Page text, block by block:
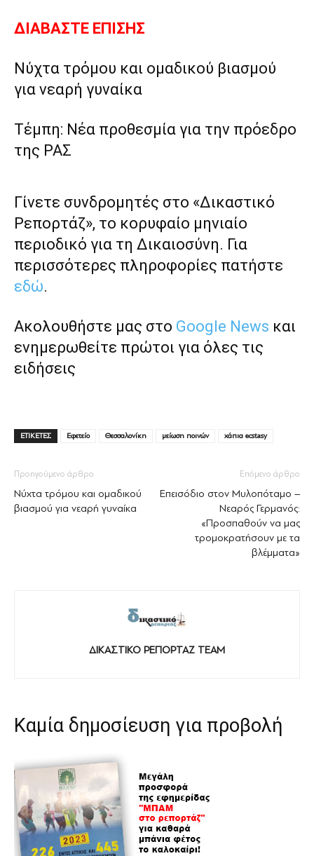
ΔΙΑΒΑΣΤΕ ΕΠΙΣΗΣ
Νύχτα τρόμου και ομαδικού βιασμού
για νεαρή γυναίκα
Τέμπη: Νέα προθεσμία για την πρόεδρο
της ΡΑΣ
Γίνετε συνδρομητές στο «Δικαστικό
Ρεπορτάζ», το κορυφαίο μηνιαίο
περιοδικό για τη Δικαιοσύνη. Για
περισσότερες πληροφορίες πατήστε
εδώ.
Ακολουθήστε μας στο Google News και
ενημερωθείτε πρώτοι για όλες τις
ειδήσεις
ΕΤΙΚΕΤΕΣ Εφετείο Θεσσαλονίκη μείωση ποινών χάπια ecstasy
Προηγούμενο άρθρο
Νύχτα τρόμου και ομαδικού
βιασμού για νεαρή γυναίκα
Επόμενο άρθρο
Επεισόδιο στον Μυλοπόταμο –
Νεαρός Γερμανός:
«Προσπαθούν να μας
τρομοκρατήσουν με τα
βλέμματα»
ΔΙΚΑΣΤΙΚΟ ΡΕΠΟΡΤΑΖ TEAM
Καμία δημοσίευση για προβολή